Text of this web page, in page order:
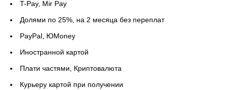
T-Pay, Mir Pay
Долями по 25%, на 2 месяца без переплат
PayPal, ЮMoney
Иностранной картой
Плати частями, Криптовалюта
Курьеру картой при получении